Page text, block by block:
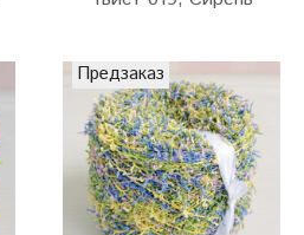
Предзаказ